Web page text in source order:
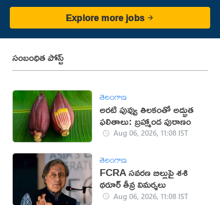
Explore more jobs
సంబంధిత పోస్ట్
తెలంగాణ
అరటి పువ్వు తిలకంతో అద్భుత
ఫలితాలు: బ్రహ్మాండ పురాణం
Aug 06, 2026, 11:08 IST
తెలంగాణ
FCRA సవరణ బిల్లుపై శశి
థరూర్ తీవ్ర విమర్శలు
Aug 06, 2026, 11:08 IST